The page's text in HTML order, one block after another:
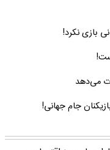
بازی نکرد!